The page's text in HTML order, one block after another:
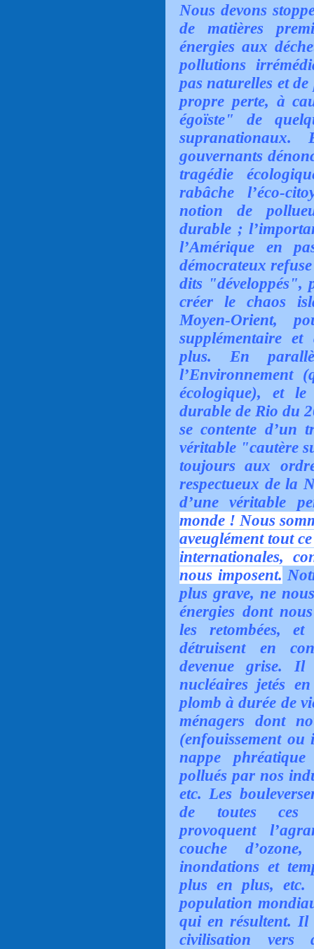
Nous devons
de matières
énergies aux
pollutions
pas naturelles et
propre perte, à
égoïste" de
gouvernants
tragédie
rabâche l’éco-
notion de
durable ;
l’Amérique en
démocrateux
dits "développés",
créer le chaos
Moyen-Orient,
supplémentaire
plus. En
l’Environnement
écologique), et le
durable de Rio du
se contente d’un
véritable "cautère
toujours aux
respectueux de la
d’une véritable
monde ! Nous
aveuglément tout
internationales,
nous imposent.
plus grave, ne
énergies dont
les retombées,
détruisent en
devenue grise.
nucléaires jetés
plomb à durée de
ménagers dont
(enfouissement
nappe phréatique
pollués par nos
etc. Les
de toutes ces
provoquent
couche
inondations et
plus en plus, etc.
population
qui en résultent. Il
civilisation vers